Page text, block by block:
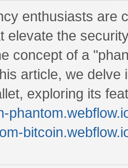
enthusiasts are
elevate the
concept of a
article, we
exploring its